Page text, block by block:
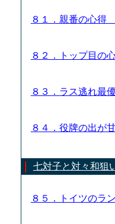
８１．親番の心得
８２．トップ目の
８３．ラス逃れ最
８４．役牌の出が
七対子と対々和狙
８５．トイツのラ